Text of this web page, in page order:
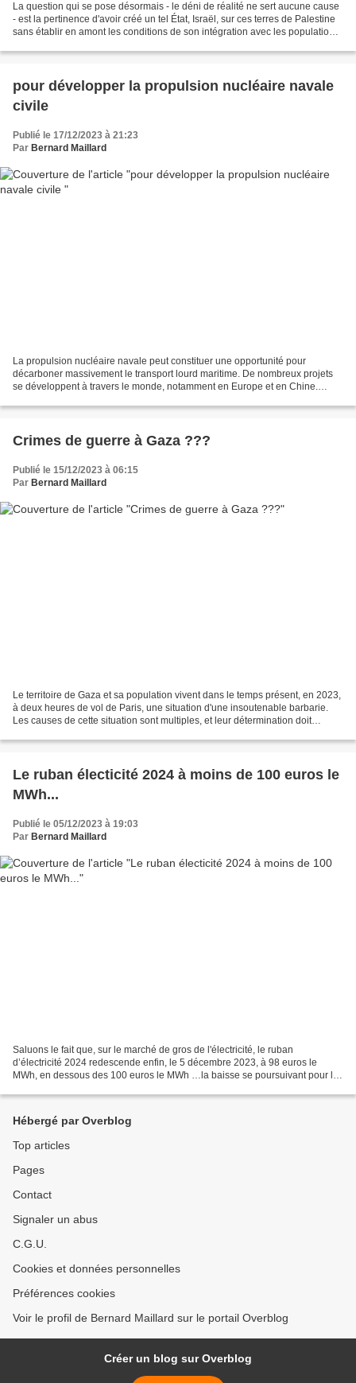
La question qui se pose désormais - le déni de réalité ne sert aucune cause
- est la pertinence d'avoir créé un tel État, Israël, sur ces terres de Palestine
sans établir en amont les conditions de son intégration avec les populations
pour développer la propulsion nucléaire navale
civile
Publié le 17/12/2023 à 21:23
Par Bernard Maillard
La propulsion nucléaire navale peut constituer une opportunité pour
décarboner massivement le transport lourd maritime. De nombreux projets
se développent à travers le monde, notamment en Europe et en Chine.
en-cours/...
Crimes de guerre à Gaza ???
Publié le 15/12/2023 à 06:15
Par Bernard Maillard
Le territoire de Gaza et sa population vivent dans le temps présent, en 2023,
à deux heures de vol de Paris, une situation d'une insoutenable barbarie.
Les causes de cette situation sont multiples, et leur détermination doit
Le ruban électicité 2024 à moins de 100 euros le
MWh...
Publié le 05/12/2023 à 19:03
Par Bernard Maillard
Saluons le fait que, sur le marché de gros de l'électricité, le ruban
d’électricité 2024 redescende enfin, le 5 décembre 2023, à 98 euros le
MWh, en dessous des 100 euros le MWh …la baisse se poursuivant pour les
Hébergé par Overblog
Top articles
Pages
Contact
Signaler un abus
C.G.U.
Cookies et données personnelles
Préférences cookies
Voir le profil de Bernard Maillard sur le portail Overblog
Créer un blog sur Overblog